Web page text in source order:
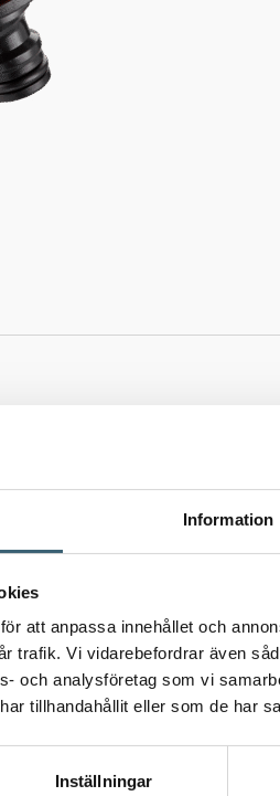
Information
att anpassa innehållet och
trafik. Vi vidarebefordrar även
och analysföretag som vi
tillhandahållit eller som de har
Inställningar